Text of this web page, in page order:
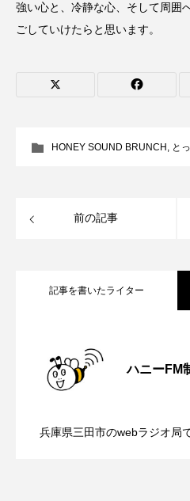
がんを知り、がんを考える
くるまのなかには？ け
こばえちゃ東北
すずかけ台小学校 すず
強い心と、冷静な心、そして周囲
ごしていけたらと思います。
HONEY SOUND BRUNCH , と
前の記事
記事を書いたライター
ハニーFM
兵庫県三田市のwebラジオ局